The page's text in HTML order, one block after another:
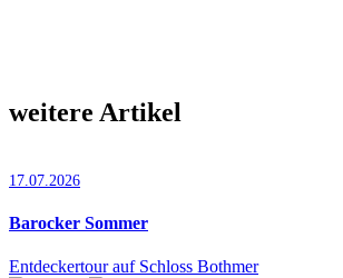
weitere Artikel
17.07.2026
Barocker Sommer
Entdeckertour auf Schloss Bothmer